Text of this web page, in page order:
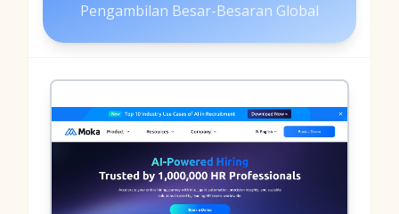
Pengambilan Besar-Besaran Global